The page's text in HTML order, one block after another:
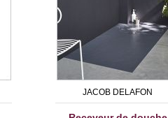
JACOB DELAFON